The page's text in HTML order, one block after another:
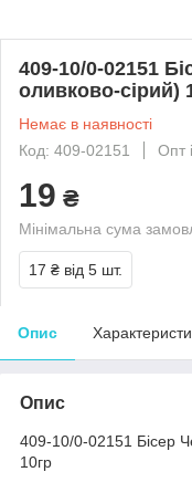
409-10/0-02151
оливково-сірий)
Немає в наявності
Код: 409-02151
Опт
19 ₴
Мінімальна сума
17 ₴ від 5 шт.
Опис
Опис
409-10/0-02151 Бісер
10гр